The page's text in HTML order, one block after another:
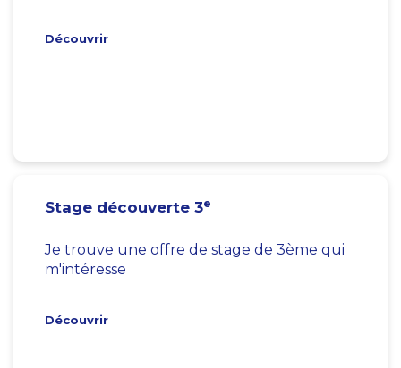
Découvrir
Stage découverte 3e
Je trouve une offre de stage de 3ème qui
m'intéresse
Découvrir